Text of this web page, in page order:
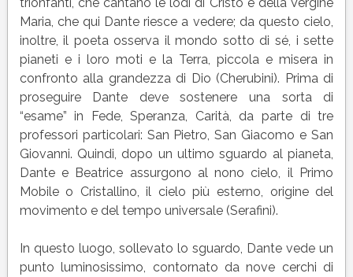
Maria, che qui Dante riesce a vedere; da questo cielo,
inoltre, il poeta osserva il mondo sotto di sé, i sette
pianeti e i loro moti e la Terra, piccola e misera in
confronto alla grandezza di Dio (Cherubini). Prima di
proseguire Dante deve sostenere una sorta di
“esame” in Fede, Speranza, Carità, da parte di tre
professori particolari: San Pietro, San Giacomo e San
Giovanni. Quindi, dopo un ultimo sguardo al pianeta,
Dante e Beatrice assurgono al nono cielo, il Primo
Mobile o Cristallino, il cielo più esterno, origine del
movimento e del tempo universale (Serafini).
In questo luogo, sollevato lo sguardo, Dante vede un
punto luminosissimo, contornato da nove cerchi di